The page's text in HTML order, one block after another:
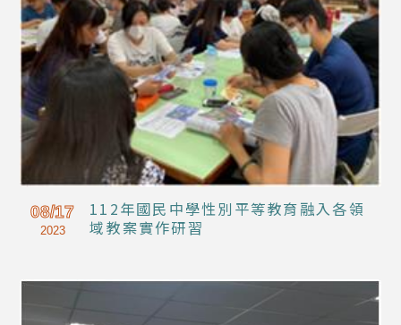
08/17
2023
112年國民中學性別平等教育融入各領
域教案實作研習